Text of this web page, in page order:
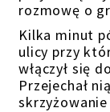
rozmowę o
Kilka minut
ulicy przy
włączył się
Przejechał nią